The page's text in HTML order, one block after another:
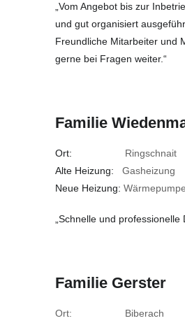
„Vom Angebot bis zur
und gut organisiert
Freundliche Mitarbeiter und
gerne bei Fragen weiter.“
Familie
Ort: Ringschnait
Alte Heizung: Gasheizung
Neue Heizung: Wärmepumpe
„Schnelle und professionelle
Familie Gerster
Ort: Biberach